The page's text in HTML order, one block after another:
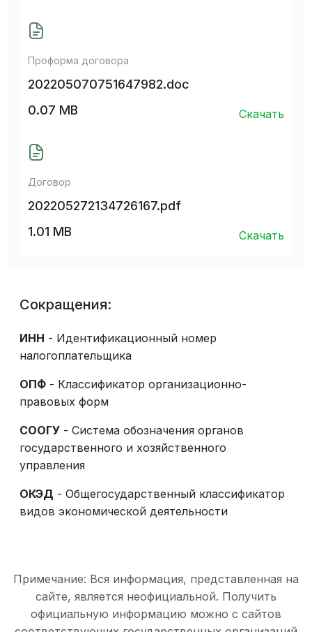
Проформа договора
202205070751647982.doc
0.07 MB
Скачать
Договор
202205272134726167.pdf
1.01 MB
Скачать
Сокращения:
ИНН - Идентификационный номер
налогоплательщика
ОПФ - Классификатор организационно-
правовых форм
СООГУ - Система обозначения органов
государственного и хозяйственного
управления
ОКЭД - Общегосударственный классификатор
видов экономической деятельности
Примечание: Вся информация, представленная на
сайте, является неофициальной. Получить
официальную информацию можно с сайтов